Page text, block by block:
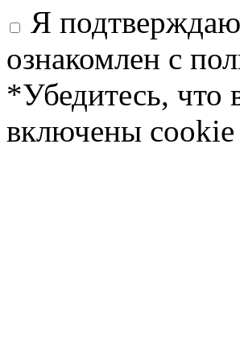
Я
ознакомлен с
*Убедитесь, что
включены cookie